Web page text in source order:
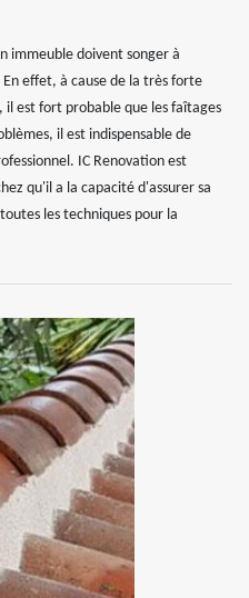
immeuble doivent songer à
effet, à cause de la très forte
il est fort probable que les faîtages
il est indispensable de
IC Renovation est
qu'il a la capacité d'assurer sa
les techniques pour la